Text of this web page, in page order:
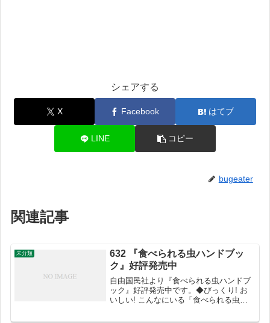
シェアする
X Facebook はてブ
LINE コピー
bugeater
関連記事
未分類
632 『食べられる虫ハンドブッ
ク』好評発売中
自由国民社より『食べられる虫ハンドブ
ック』好評発売中です。◆びっくり! お
いしい! こんなにいる「食べられる虫」